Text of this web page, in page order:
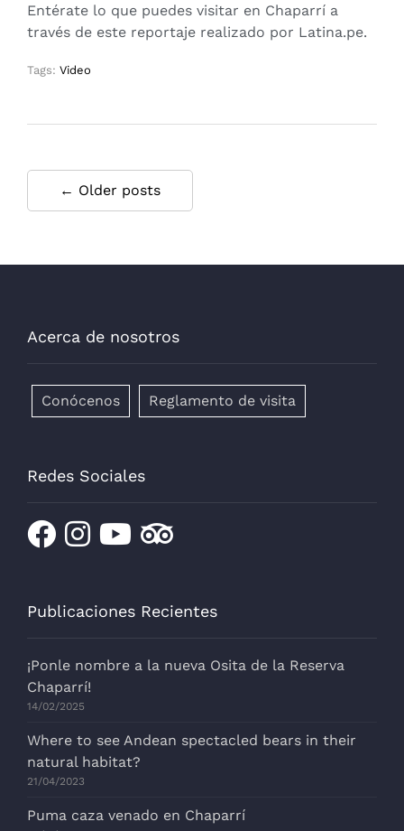
Entérate lo que puedes visitar en Chaparrí a
través de este reportaje realizado por Latina.pe.
Tags: Video
← Older posts
Acerca de nosotros
Conócenos Reglamento de visita
Redes Sociales
Publicaciones Recientes
¡Ponle nombre a la nueva Osita de la Reserva
Chaparrí!
14/02/2025
Where to see Andean spectacled bears in their
natural habitat?
21/04/2023
Puma caza venado en Chaparrí